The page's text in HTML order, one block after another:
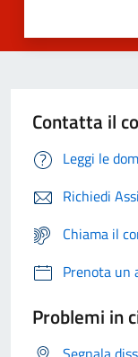
Contatta il
Leggi le
Richiedi
Chiama il
Prenota un
Problemi in